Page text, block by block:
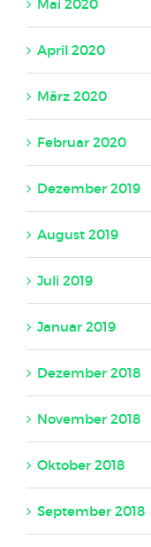
Mai 2020
April 2020
März 2020
Februar 2020
Dezember 2019
August 2019
Juli 2019
Januar 2019
Dezember 2018
November 2018
Oktober 2018
September 2018